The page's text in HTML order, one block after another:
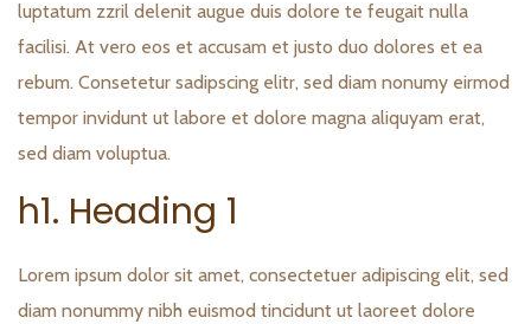
luptatum zzril delenit augue duis dolore te feugait nulla
facilisi. At vero eos et accusam et justo duo dolores et ea
rebum. Consetetur sadipscing elitr, sed diam nonumy eirmod
tempor invidunt ut labore et dolore magna aliquyam erat,
sed diam voluptua.
h1. Heading 1
Lorem ipsum dolor sit amet, consectetuer adipiscing elit, sed
diam nonummy nibh euismod tincidunt ut laoreet dolore